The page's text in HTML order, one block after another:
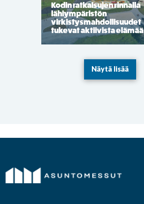
Kodin ratkaisujen rinnalla
lähiympäristön
virkistysmahdollisuudet
tukevat aktiivista elämää
Näytä lisää